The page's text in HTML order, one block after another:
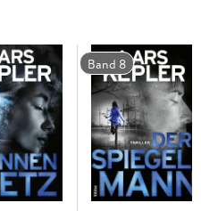
gezwungen, unter höchster
um den gnadenlosen Mörder
Krimi aus der Bestseller-
Band 8